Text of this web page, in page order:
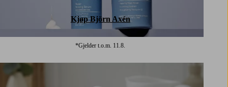
Kjøp Björn Axén
*Gjelder t.o.m. 11.8.